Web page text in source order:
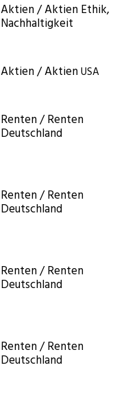
Akti­en / Akti­en Ethik,
Nachhaltigkeit
Akti­en / Akti­enUSA
Ren­ten / Ren­ten
Deutschland
Ren­ten / Ren­ten
Deutschland
Ren­ten / Ren­ten
Deutschland
Ren­ten / Ren­ten
Deutschland